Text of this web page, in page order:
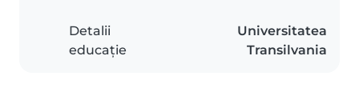
Detalii
educație
Universitatea
Transilvania